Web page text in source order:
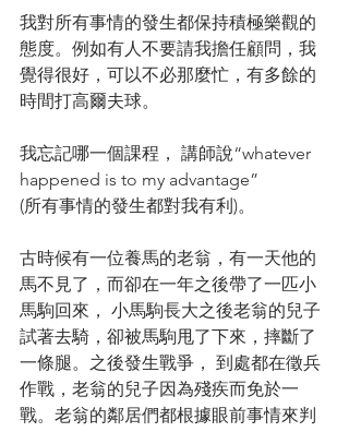
我對所有事情的發生都保持積極樂觀的
態度。例如有人不要請我擔任顧問，我
覺得很好，可以不必那麼忙，有多餘的
時間打高爾夫球。
我忘記哪一個課程， 講師說“whatever
happened is to my advantage”
(所有事情的發生都對我有利)。
古時候有一位養馬的老翁，有一天他的
馬不見了，而卻在一年之後帶了一匹小
馬駒回來， 小馬駒長大之後老翁的兒子
試著去騎，卻被馬駒甩了下來，摔斷了
一條腿。之後發生戰爭， 到處都在徵兵
作戰，老翁的兒子因為殘疾而免於一
戰。老翁的鄰居們都根據眼前事情來判